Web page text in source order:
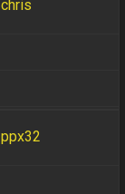
chris
ppx32